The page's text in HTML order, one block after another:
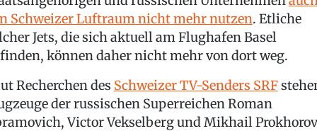
Schweizer Luftraum nicht mehr nutzen. Etliche
Jets, die sich aktuell am Flughafen Basel
können daher nicht mehr von dort weg.
Recherchen des Schweizer TV-Senders SRF
der russischen Superreichen Roman
Victor Vekselberg und Mikhail Prokhorov